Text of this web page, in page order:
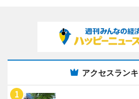
アクセスラン